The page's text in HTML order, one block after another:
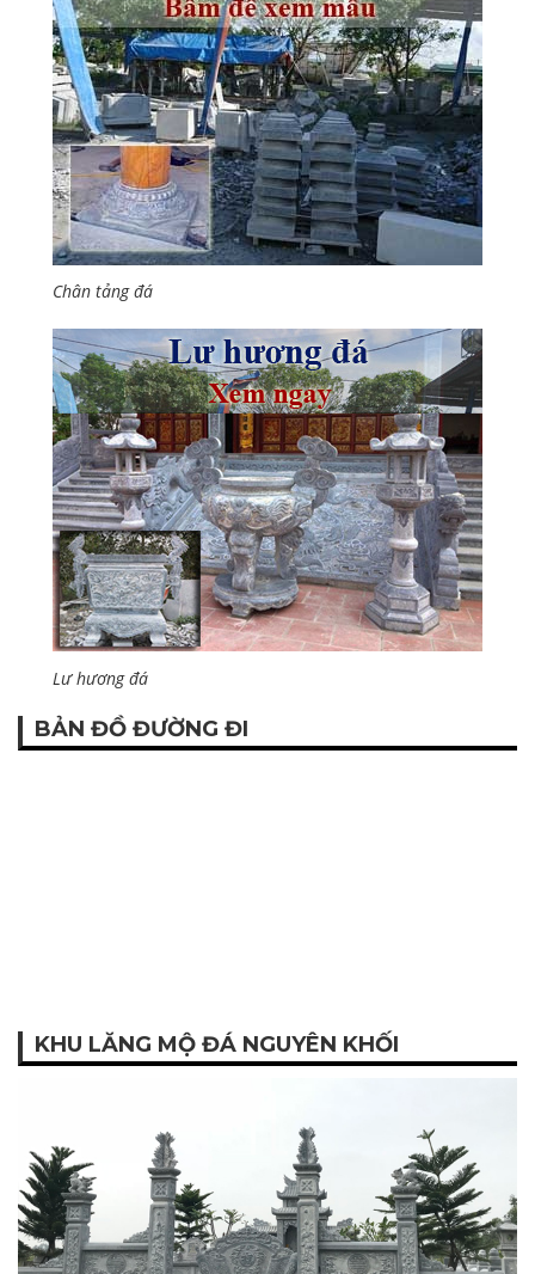
Chân tảng đá
Lư hương đá
BẢN ĐỒ ĐƯỜNG ĐI
KHU LĂNG MỘ ĐÁ NGUYÊN KHỐI